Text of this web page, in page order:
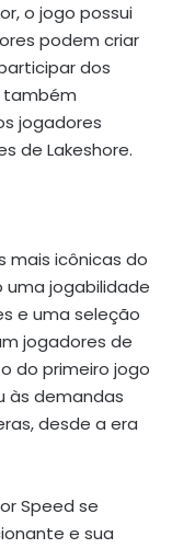
o jogo possui
podem criar
dos
também
jogadores
de Lakeshore.
mais icônicas do
jogabilidade
e uma seleção
jogadores de
do primeiro jogo
às demandas
desde a era
Speed se
e sua